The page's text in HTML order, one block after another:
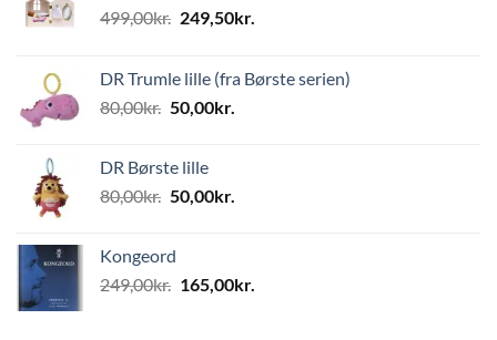
499,00kr. Den
var:
499,00kr..
249,50kr.
er:
DR Trumle lille (fra Børste serien)
80,00kr. Den
var:
80,00kr..
50,00kr.
50,00kr..
DR Børste lille
80,00kr. Den
var:
80,00kr..
50,00kr.
50,00kr..
Kongeord
249,00kr. Den
165,00kr.